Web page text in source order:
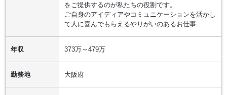
をご提供するのが私たちの役割です。
ご自身のアイディアやコミュニケーションを活かし
て人に喜んでもらえるやりがいのあるお仕事…
年収 373万～479万
勤務地 大阪府